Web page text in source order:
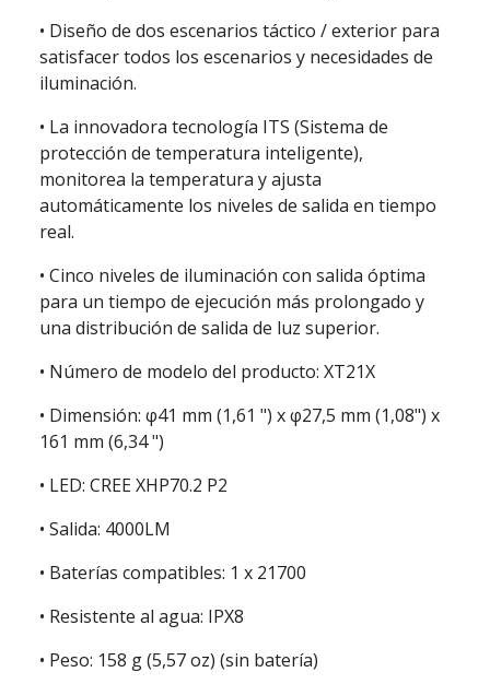
• Diseño de dos escenarios táctico / exterior para
satisfacer todos los escenarios y necesidades de
iluminación.
• La innovadora tecnología ITS (Sistema de
protección de temperatura inteligente),
monitorea la temperatura y ajusta
automáticamente los niveles de salida en tiempo
real.
• Cinco niveles de iluminación con salida óptima
para un tiempo de ejecución más prolongado y
una distribución de salida de luz superior.
• Número de modelo del producto: XT21X
• Dimensión: φ41 mm (1,61 ") x φ27,5 mm (1,08") x
161 mm (6,34 ")
• LED: CREE XHP70.2 P2
• Salida: 4000LM
• Baterías compatibles: 1 x 21700
• Resistente al agua: IPX8
• Peso: 158 g (5,57 oz) (sin batería)